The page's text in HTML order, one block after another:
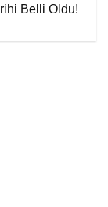
Belli Oldu!